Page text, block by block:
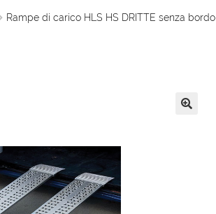
Rampe di carico HLS HS DRITTE senza bordo